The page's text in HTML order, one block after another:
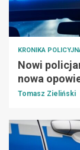
KRONIKA
Nowi
nowa
Tomasz Zieliński